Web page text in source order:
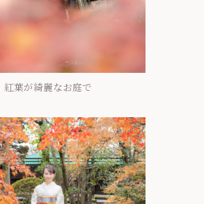
紅葉が綺麗なお庭で